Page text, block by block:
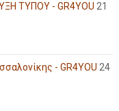
ΤΥΠΟΥ - GR4YOU 21
- GR4YOU 24